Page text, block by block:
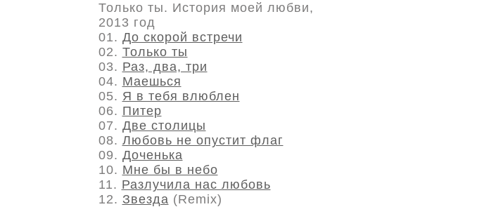
Только ты. История моей любви,
2013 год
01. До скорой встречи
02. Только ты
03. Раз, два, три
04. Маешься
05. Я в тебя влюблен
06. Питер
07. Две столицы
08. Любовь не опустит флаг
09. Доченька
10. Мне бы в небо
11. Разлучила нас любовь
12. Звезда (Remix)